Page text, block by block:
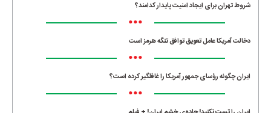
شروط تهران برای ایجاد امنیت پایدار کدامند؟
•••
دخالت آمریکا عامل تعویق توافق تنگه هرمز است
•••
ایران چگونه رؤسای جمهور آمریکا را غافلگیر کرده است؟
•••